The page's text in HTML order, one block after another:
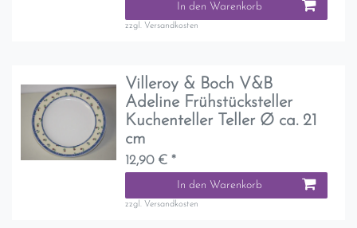
In den Warenkorb
zzgl. Versandkosten
Villeroy & Boch V&B
Adeline Frühstücksteller
Kuchenteller Teller Ø ca. 21
cm
12,90 € *
In den Warenkorb
zzgl. Versandkosten